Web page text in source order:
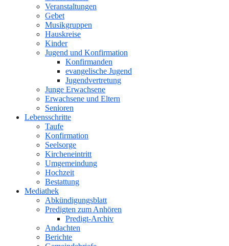
Veranstaltungen
Gebet
Musikgruppen
Hauskreise
Kinder
Jugend und Konfirmation
Konfirmanden
evangelische Jugend
Jugendvertretung
Junge Erwachsene
Erwachsene und Eltern
Senioren
Lebensschritte
Taufe
Konfirmation
Seelsorge
Kircheneintritt
Umgemeindung
Hochzeit
Bestattung
Mediathek
Abkündigungsblatt
Predigten zum Anhören
Predigt-Archiv
Andachten
Berichte